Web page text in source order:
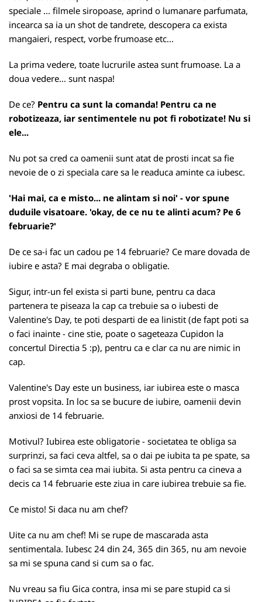
speciale ... filmele siropoase, aprind o lumanare parfumata,
incearca sa ia un shot de tandrete, descopera ca exista
mangaieri, respect, vorbe frumoase etc...
La prima vedere, toate lucrurile astea sunt frumoase. La a
doua vedere... sunt naspa!
De ce? Pentru ca sunt la comanda! Pentru ca ne
robotizeaza, iar sentimentele nu pot fi robotizate! Nu si
ele...
Nu pot sa cred ca oamenii sunt atat de prosti incat sa fie
nevoie de o zi speciala care sa le readuca aminte ca iubesc.
'Hai mai, ca e misto... ne alintam si noi' - vor spune
duduile visatoare. 'okay, de ce nu te alinti acum? Pe 6
februarie?'
De ce sa-i fac un cadou pe 14 februarie? Ce mare dovada de
iubire e asta? E mai degraba o obligatie.
Sigur, intr-un fel exista si parti bune, pentru ca daca
partenera te piseaza la cap ca trebuie sa o iubesti de
Valentine's Day, te poti desparti de ea linistit (de fapt poti sa
o faci inainte - cine stie, poate o sageteaza Cupidon la
concertul Directia 5 :p), pentru ca e clar ca nu are nimic in
cap.
Valentine's Day este un business, iar iubirea este o masca
prost vopsita. In loc sa se bucure de iubire, oamenii devin
anxiosi de 14 februarie.
Motivul? Iubirea este obligatorie - societatea te obliga sa
surprinzi, sa faci ceva altfel, sa o dai pe iubita ta pe spate, sa
o faci sa se simta cea mai iubita. Si asta pentru ca cineva a
decis ca 14 februarie este ziua in care iubirea trebuie sa fie.
Ce misto! Si daca nu am chef?
Uite ca nu am chef! Mi se rupe de mascarada asta
sentimentala. Iubesc 24 din 24, 365 din 365, nu am nevoie
sa mi se spuna cand si cum sa o fac.
Nu vreau sa fiu Gica contra, insa mi se pare stupid ca si